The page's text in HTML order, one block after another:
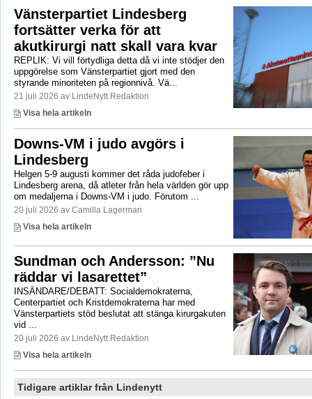
Vänsterpartiet Lindesberg
fortsätter verka för att
akutkirurgi natt skall vara kvar
REPLIK: Vi vill förtydliga detta då vi inte stödjer den
uppgörelse som Vänsterpartiet gjort med den
styrande minoriteten på regionnivå. Vä...
21 juli 2026 av LindeNytt Redaktion
Visa hela artikeln
Downs-VM i judo avgörs i
Lindesberg
Helgen 5-9 augusti kommer det råda judofeber i
Lindesberg arena, då atleter från hela världen gör upp
om medaljerna i Downs-VM i judo. Förutom ...
20 juli 2026 av Camilla Lagerman
Visa hela artikeln
Sundman och Andersson: ”Nu
räddar vi lasarettet”
INSÄNDARE/DEBATT: Socialdemokraterna,
Centerpartiet och Kristdemokraterna har med
Vänsterpartiets stöd beslutat att stänga kirurgakuten
vid ...
20 juli 2026 av LindeNytt Redaktion
Visa hela artikeln
Tidigare artiklar från Lindenytt